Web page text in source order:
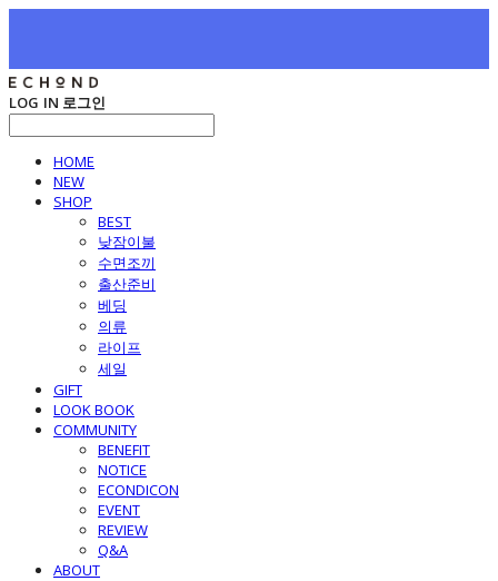
LOG IN 로그인
HOME
NEW
SHOP
BEST
낮잠이불
수면조끼
출산준비
베딩
의류
라이프
세일
GIFT
LOOK BOOK
COMMUNITY
BENEFIT
NOTICE
ECONDICON
EVENT
REVIEW
Q&A
ABOUT